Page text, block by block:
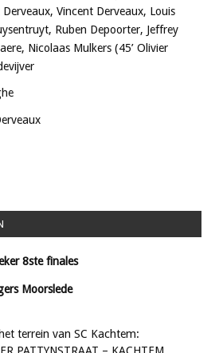
Vincent Derveaux, Louis
Ruben Depoorter, Jeffrey
Nicolaas Mulkers (45’ Olivier
8ste finales
Moorslede
terrein van SC Kachtem: